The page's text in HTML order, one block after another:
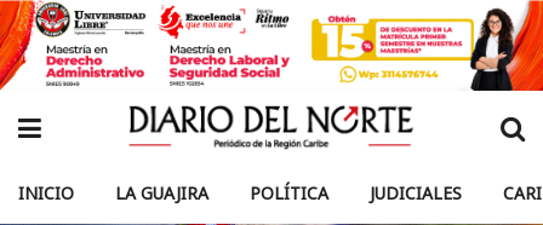
INICIO LA GUAJIRA POLÍTICA JUDICIALES